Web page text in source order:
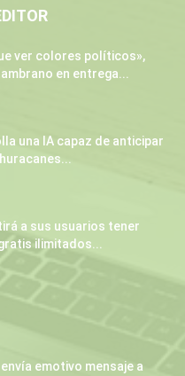
ver colores políticos»,
en entrega...
una IA capaz de anticipar
a sus usuarios tener
ilimitados...
emotivo mensaje a